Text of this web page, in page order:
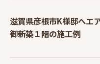
滋賀県彦根市K様邸へエ
御新築１階の施工例